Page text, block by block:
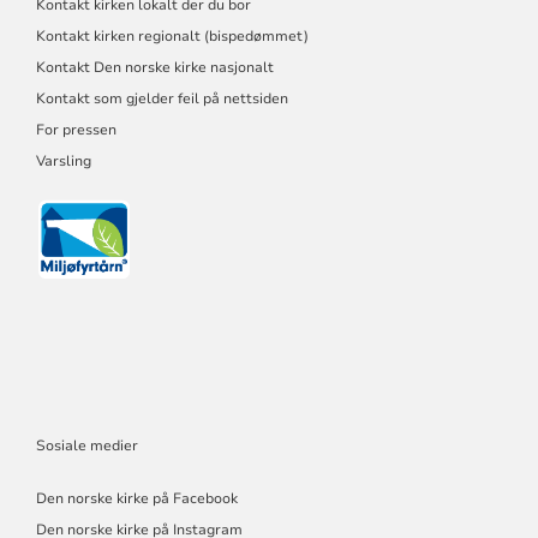
Kontakt kirken lokalt der du bor
Kontakt kirken regionalt (bispedømmet)
Kontakt Den norske kirke nasjonalt
Kontakt som gjelder feil på nettsiden
For pressen
Varsling
Sosiale medier
Den norske kirke på Facebook
Den norske kirke på Instagram